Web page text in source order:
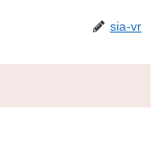
sia-vr